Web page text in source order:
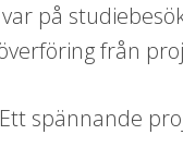
på
från
Ett spännande